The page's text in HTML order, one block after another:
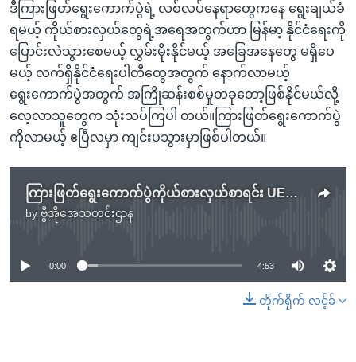
ဒီကြားဖြတ်ရွေးကောက်ပွဲရဲ့ လစ်လပ်နေရာတွေကနေ ရွေးချယ်ခံ
ရမယ့် ကိုယ်စားလှယ်တွေရဲ့အရေအတွက်ဟာ မြန်မာ့ နိုင်ငံရေးကို
ပြောင်းလဲသွားစေမယ့် လွှမ်းမိုးနိုင်မယ့် အခြေအနေတွေ မရှိပေ
မယ့် လက်ရှိနိုင်ငံရေးပါတီတွေအတွက် နောက်လာမယ့်
ရွေးကောက်ပွဲအတွက် အကြိုဆန်းစစ်မှုတခုတော့ဖြစ်နိုင်မယ်လို့
လေ့လာသူတွေက သုံးသပ်ကြပါ တယ်။ကြားဖြတ်ရွေးကောက်ပွဲ
ကိုလာမယ့် ဧပြီလမှာ ကျင်းပသွားမှာဖြစ်ပါတယ်။
ကြားဖြတ်ရွေးကောက်ပွဲကိုယ်စားလှယ်စာရင်း UEC ထုတ်ပြန်
by ဗွီအိုအေသတင်းဌာန
No media source currently available
0:00 4:53
တိုက်ရိုက် လင့်ခ်